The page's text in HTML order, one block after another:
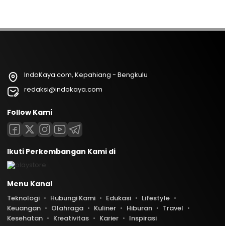
IndoKaya.com, Kepahiang - Bengkulu
redaksi@indokaya.com
Follow Kami
Ikuti Perkembangan Kami di
Menu Kanal
Teknologi Hubungi Kami Edukasi
Lifestyle
Keuangan
Olahraga Kuliner Hiburan
Travel
Kesehatan
Kreativitas Karier Inspirasi